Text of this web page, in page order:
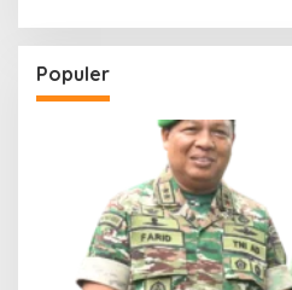
Populer